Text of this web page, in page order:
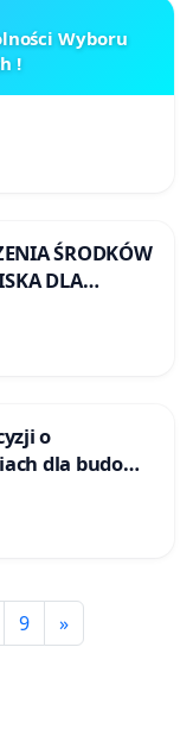
Wyboru
!
ŚRODKÓW
DLA
o
dla budowy
w
9 »